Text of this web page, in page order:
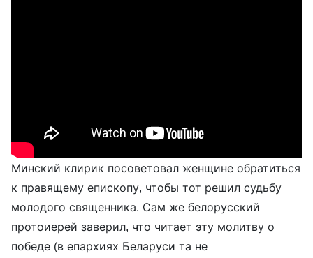
Минский клирик посоветовал женщине обратиться
к правящему епископу, чтобы тот решил судьбу
молодого священника. Сам же белорусский
протоиерей заверил, что читает эту молитву о
победе (в епархиях Беларуси та не